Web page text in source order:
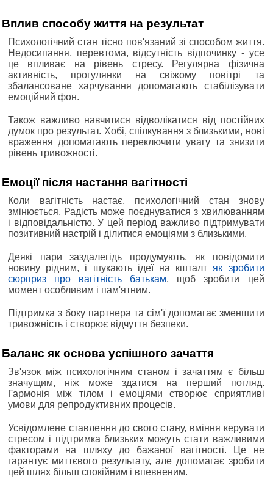
Вплив способу життя на результат
Психологічний стан тісно пов'язаний зі способом життя.
Недосипання, перевтома, відсутність відпочинку - усе
це впливає на рівень стресу. Регулярна фізична
активність, прогулянки на свіжому повітрі та
збалансоване харчування допомагають стабілізувати
емоційний фон.
Також важливо навчитися відволікатися від постійних
думок про результат. Хобі, спілкування з близькими, нові
враження допомагають переключити увагу та знизити
рівень тривожності.
Емоції після настання вагітності
Коли вагітність настає, психологічний стан знову
змінюється. Радість може поєднуватися з хвилюванням
і відповідальністю. У цей період важливо підтримувати
позитивний настрій і ділитися емоціями з близькими.
Деякі пари заздалегідь продумують, як повідомити
новину рідним, і шукають ідеї на кшталт як зробити
сюрприз про вагітність батькам, щоб зробити цей
момент особливим і пам'ятним.
Підтримка з боку партнера та сім'ї допомагає зменшити
тривожність і створює відчуття безпеки.
Баланс як основа успішного зачаття
Зв'язок між психологічним станом і зачаттям є більш
значущим, ніж може здатися на перший погляд.
Гармонія між тілом і емоціями створює сприятливі
умови для репродуктивних процесів.
Усвідомлене ставлення до свого стану, вміння керувати
стресом і підтримка близьких можуть стати важливими
факторами на шляху до бажаної вагітності. Це не
гарантує миттєвого результату, але допомагає зробити
цей шлях більш спокійним і впевненим.